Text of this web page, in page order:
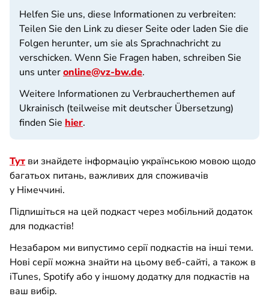
Helfen Sie uns, diese Informationen zu verbreiten:
Teilen Sie den Link zu dieser Seite oder laden Sie die
Folgen herunter, um sie als Sprachnachricht zu
verschicken. Wenn Sie Fragen haben, schreiben Sie
uns unteronline@vz-bw.de.
Weitere Informationen zu Verbraucherthemen auf
Ukrainisch (teilweise mit deutscher Übersetzung)
finden Sie hier.
Тут ви знайдете інформацію українською мовою щодо
багатьох питань, важливих для споживачів
у Німеччині.
Підпишіться на цей подкаст через мобільний додаток
для подкастів!
Незабаром ми випустимо серії подкастів на інші теми.
Нові серії можна знайти на цьому веб-сайті, а також в
iTunes, Spotify або у іншому додатку для подкастів на
ваш вибір.